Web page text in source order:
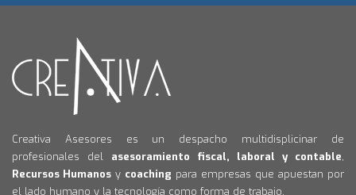
Creativa Asesores es un despacho multidisplicinar de
profesionales del asesoramiento fiscal, laboral y contable,
Recursos Humanos y coaching para empresas que apuestan por
el lado humano y la tecnología como forma de trabajo.